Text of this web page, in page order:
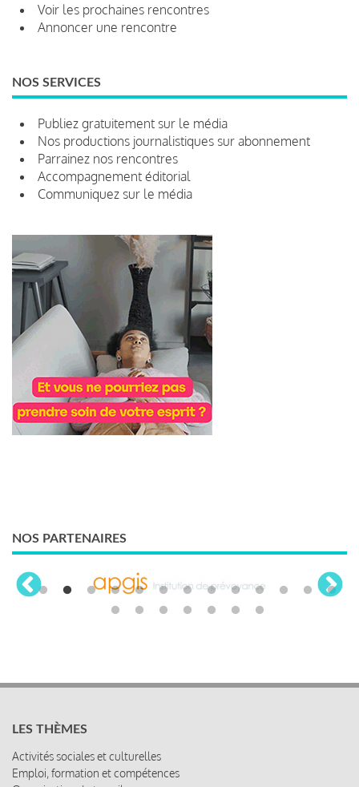
Voir les prochaines rencontres
Annoncer une rencontre
NOS SERVICES
Publiez gratuitement sur le média
Nos productions journalistiques sur abonnement
Parrainez nos rencontres
Accompagnement éditorial
Communiquez sur le média
NOS PARTENAIRES
LES THÈMES
Activités sociales et culturelles
Emploi, formation et compétences